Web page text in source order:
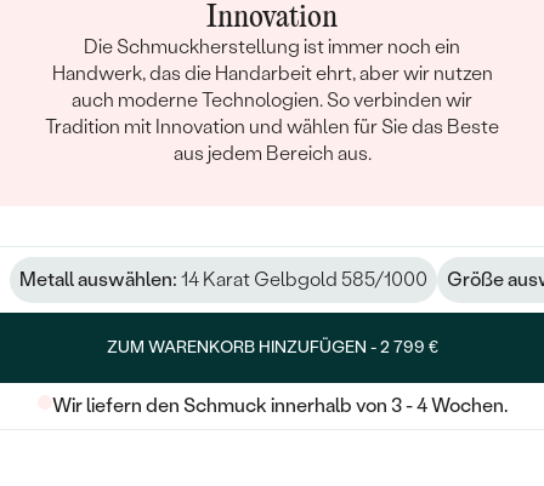
Innovation
Die Schmuckherstellung ist immer noch ein
Handwerk, das die Handarbeit ehrt, aber wir nutzen
auch moderne Technologien. So verbinden wir
Tradition mit Innovation und wählen für Sie das Beste
aus jedem Bereich aus.
Metall auswählen: 14 Karat Gelbgold 585/1000 Größe
ZUM WARENKORB HINZUFÜGEN -2 799 €
Wir liefern den Schmuck innerhalb von 3 - 4 Wochen.